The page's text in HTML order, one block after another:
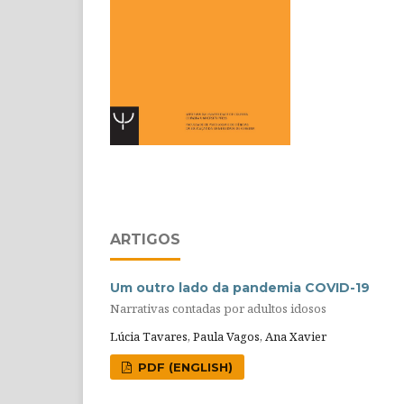
ARTIGOS
Um outro lado da pandemia COVID-19
Narrativas contadas por adultos idosos
Lúcia Tavares, Paula Vagos, Ana Xavier
PDF (ENGLISH)